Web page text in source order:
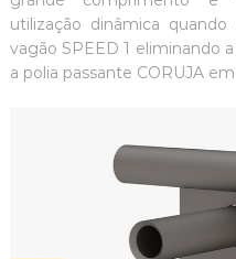
utilização dinâmica
vagão SPEED 1 eliminando
a polia passante CORUJA